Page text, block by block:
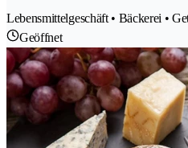
Lebensmittelgeschäft • Bäckerei •
Geöffnet